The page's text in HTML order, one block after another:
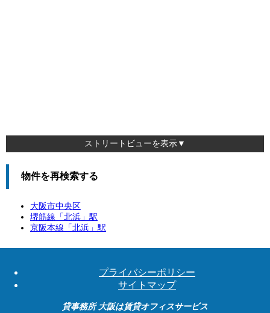
ストリートビューを表示▼
物件を再検索する
大阪市中央区
堺筋線「 北浜 」駅
京阪本線「 北浜 」駅
プライバシーポリシー
サイトマップ
貸事務所 大阪は賃貸オフィスサービス